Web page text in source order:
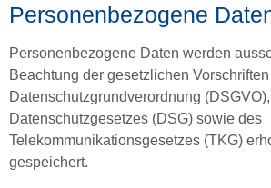
Personenbezogene
Personenbezogene Daten werden
Beachtung der gesetzlichen
Datenschutzgrundverordnung
Datenschutzgesetzes (DSG) sowie des
Telekommunikations­gesetzes (TKG)
gespeichert.